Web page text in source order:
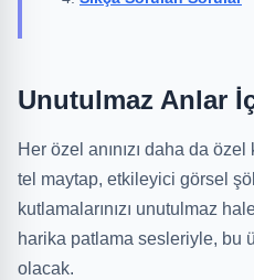
Unutulmaz Anlar
Her özel anınızı daha da
tel maytap, etkileyici görsel
kutlamalarınızı unutulmaz
harika patlama sesleriyle, bu
olacak.